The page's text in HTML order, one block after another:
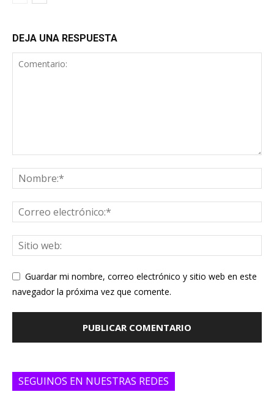
DEJA UNA RESPUESTA
Guardar mi nombre, correo electrónico y sitio web en este
navegador la próxima vez que comente.
SEGUINOS EN NUESTRAS REDES